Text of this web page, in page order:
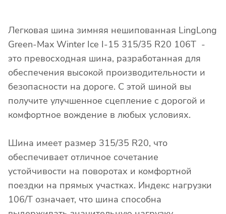
Легковая шина зимняя нешипованная LingLong
Green-Max Winter Ice I-15 315/35 R20 106T -
это превосходная шина, разработанная для
обеспечения высокой производительности и
безопасности на дороге. С этой шиной вы
получите улучшенное сцепление с дорогой и
комфортное вождение в любых условиях.
Шина имеет размер 315/35 R20, что
обеспечивает отличное сочетание
устойчивости на поворотах и комфортной
поездки на прямых участках. Индекс нагрузки
106/T означает, что шина способна